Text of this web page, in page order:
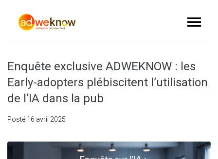
Enquête exclusive ADWEKNOW : les
Early-adopters plébiscitent l’utilisation
de l’IA dans la pub
Posté 16 avril 2025